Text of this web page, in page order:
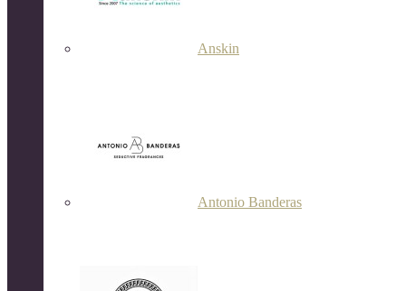
Anskin
Antonio Banderas